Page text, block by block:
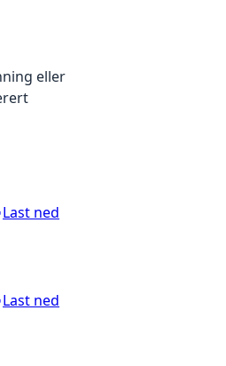
eller
Last ned
Last ned